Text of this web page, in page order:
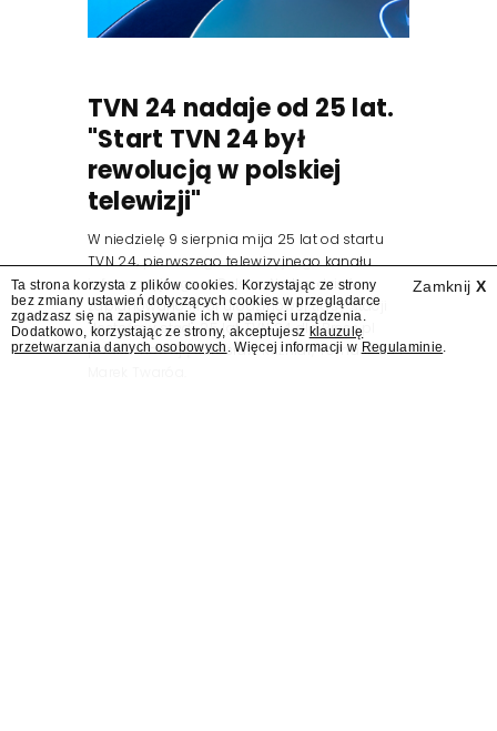
TVN 24 nadaje od 25 lat.
"Start TVN 24 był
rewolucją w polskiej
telewizji"
W niedzielę 9 sierpnia mija 25 lat od startu
TVN 24, pierwszego telewizyjnego kanału
informacyjnego w Polsce. Na ten dzień
zaplanowano finał urodzinowej trasy stacji
"Jesteśmy stąd". 25 lat TVN 24 dla Press.pl
podsumowują Jarosław Kuźniar, Tomasz Lis i
Zamknij X
Ta strona korzysta z plików cookies. Korzystając ze strony
bez zmiany ustawień dotyczących cookies w przeglądarce
zgadzasz się na zapisywanie ich w pamięci urządzenia.
Dodatkowo, korzystając ze strony, akceptujesz klauzulę
przetwarzania danych osobowych . Więcej informacji w Regulaminie.